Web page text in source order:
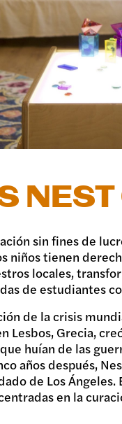
sin fines de
niños tienen
locales,
de estudiantes
de la crisis
Lesbos, Grecia,
huían de las
años después,
de Los
en la